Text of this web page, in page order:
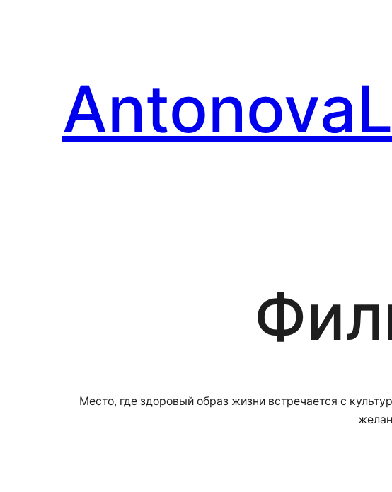
Место, где здоровый образ жизни встречается с